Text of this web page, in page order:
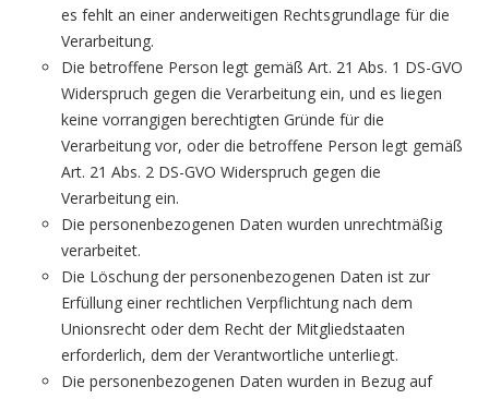
es fehlt an einer anderweitigen Rechtsgrundlage für die
Verarbeitung.
Die betroffene Person legt gemäß Art. 21 Abs. 1 DS-GVO
Widerspruch gegen die Verarbeitung ein, und es liegen
keine vorrangigen berechtigten Gründe für die
Verarbeitung vor, oder die betroffene Person legt gemäß
Art. 21 Abs. 2 DS-GVO Widerspruch gegen die
Verarbeitung ein.
Die personenbezogenen Daten wurden unrechtmäßig
verarbeitet.
Die Löschung der personenbezogenen Daten ist zur
Erfüllung einer rechtlichen Verpflichtung nach dem
Unionsrecht oder dem Recht der Mitgliedstaaten
erforderlich, dem der Verantwortliche unterliegt.
Die personenbezogenen Daten wurden in Bezug auf